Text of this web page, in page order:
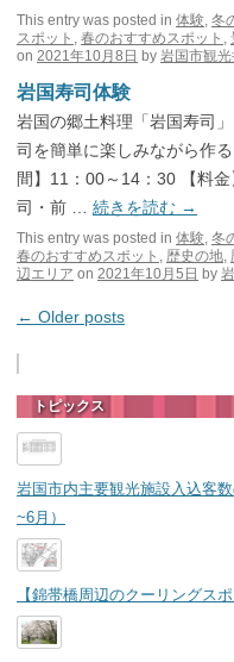
This entry was posted in 体験, 冬
スポット , 春のおすすめスポット ,
on 2021年10月8日 by 岩国市観
岩国寿司体験
岩国の郷土料理「岩国寿司
司を簡単に楽しみながら作
間】11：00～14：30 【料
司・前 … 続きを読む →
This entry was posted in 体験, 冬
春のおすすめスポット , 歴史の地,
辺エリア on 2021年10月5日 by
Post navigation
← Older posts
トピックス
岩国市内主要観光施設入込客
~6月）
【錦帯橋周辺のクーリングス